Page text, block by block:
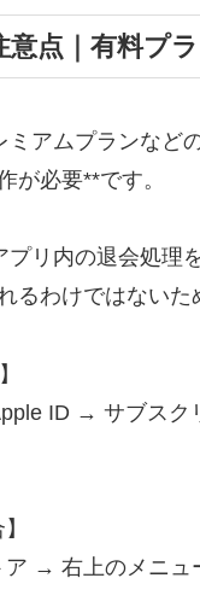
意点｜有料プ
ミアムプランなど
が必要**です。
プリ内の退会処理
るわけではないた
ID → サブスク
ア → 右上のメニ